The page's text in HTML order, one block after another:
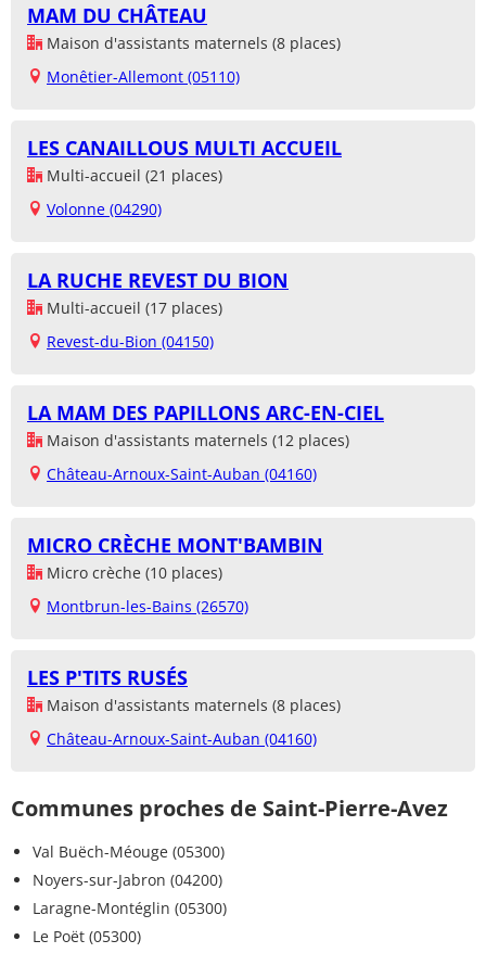
MAM DU CHÂTEAU
Maison d'assistants maternels (8 places)
Monêtier-Allemont (05110)
LES CANAILLOUS MULTI ACCUEIL
Multi-accueil (21 places)
Volonne (04290)
LA RUCHE REVEST DU BION
Multi-accueil (17 places)
Revest-du-Bion (04150)
LA MAM DES PAPILLONS ARC-EN-CIEL
Maison d'assistants maternels (12 places)
Château-Arnoux-Saint-Auban (04160)
MICRO CRÈCHE MONT'BAMBIN
Micro crèche (10 places)
Montbrun-les-Bains (26570)
LES P'TITS RUSÉS
Maison d'assistants maternels (8 places)
Château-Arnoux-Saint-Auban (04160)
Communes proches de Saint-Pierre-Avez
Val Buëch-Méouge (05300)
Noyers-sur-Jabron (04200)
Laragne-Montéglin (05300)
Le Poët (05300)